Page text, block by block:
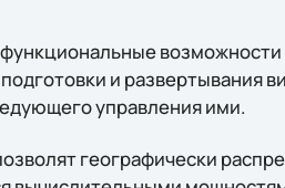
и развертывания
управления ими.
географически